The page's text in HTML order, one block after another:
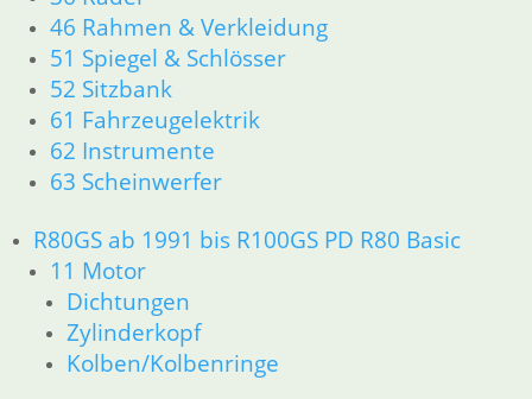
46 Rahmen & Verkleidung
51 Spiegel & Schlösser
52 Sitzbank
61 Fahrzeugelektrik
62 Instrumente
63 Scheinwerfer
R80GS ab 1991 bis R100GS PD R80 Basic
11 Motor
Dichtungen
Zylinderkopf
Kolben/Kolbenringe
52 Sitzbank
61 Fahrzeugelektrik
62 Instrumente
63 Scheinwerfer
R80GS ab 1991 bis R100GS PD R80 Basic
Dichtungen
Zylinderkopf
Kolben/Kolbenringe
12 Motorelektrik